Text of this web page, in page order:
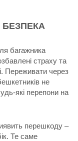
БЕЗПЕКА
багажника
страху та
Переживати через
не
які перепони на
перешкоду –
Те саме